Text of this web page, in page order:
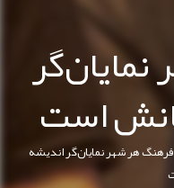
است
هر شهر نمایان‌گر اندیشه